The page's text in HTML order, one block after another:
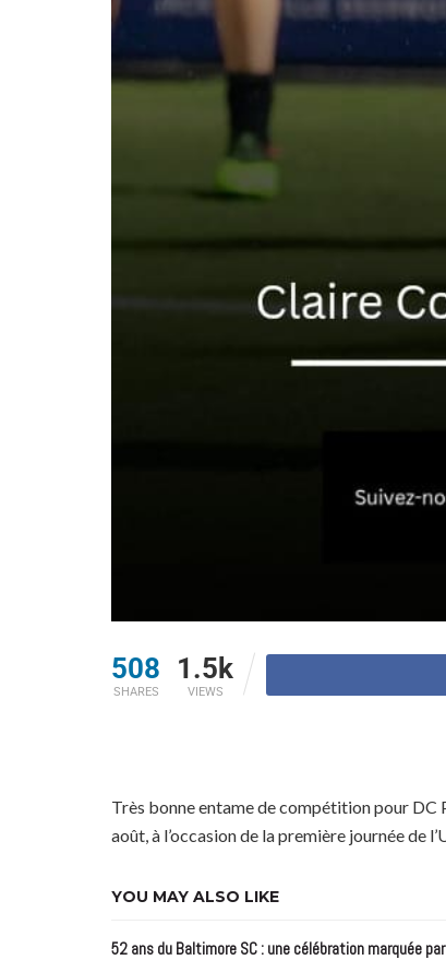
508
SHARES
1.5k
VIEWS
Très bonne entame de compétition pour DC
août, à l’occasion de la première journée de
YOU MAY ALSO LIKE
52 ans du Baltimore SC : une célébration marquée